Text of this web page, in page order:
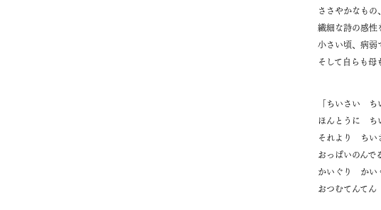
ささやかなもの
繊細な詩の感性
小さい頃、病弱
そして自らも母
「ちいさい ち
ほんとうに ち
それより ちい
おっぱいのん
かいぐり かい
おつむてんて